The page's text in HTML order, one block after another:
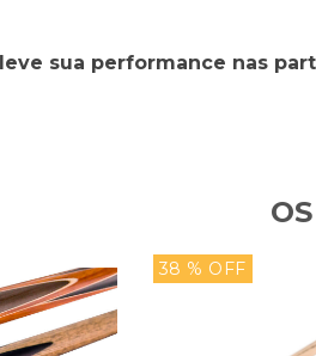
sua performance nas
38 % OFF